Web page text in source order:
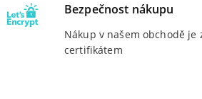
Bezpečnost nákupu
Nákup v našem obchodě je
certifikátem